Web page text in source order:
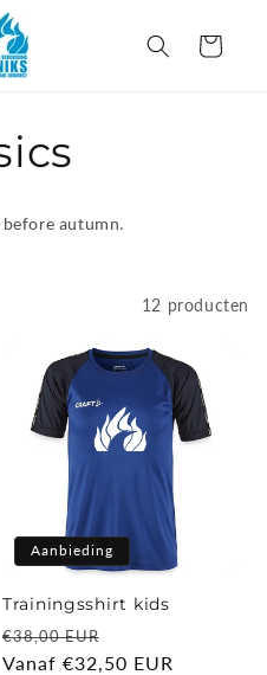
Winkelwagen
autumn.
12 producten
Aanbieding
Trainingsshirt kids
Normale
prijs
€38,00 EUR
Vanaf €32,50 EUR